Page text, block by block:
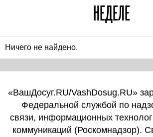
НЕДЕЛЕ
Ничего не найдено.
«ВашДосуг.RU/VashDosug.RU»
Федеральной службой по
связи, информационных
коммуникаций (Роскомнадзор).